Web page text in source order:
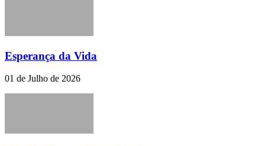
Esperança da Vida
01 de Julho de 2026